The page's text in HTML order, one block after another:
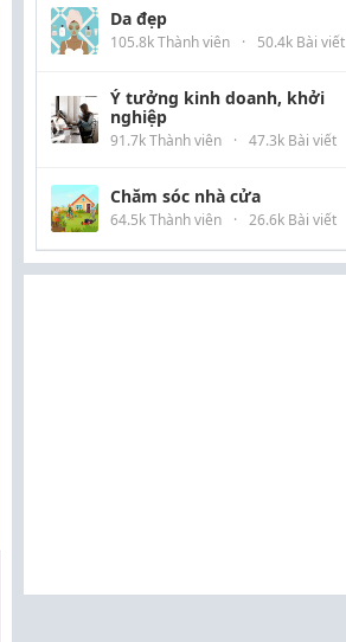
Da đẹp
105.8k Thành viên · 50.4k Bài viết
Ý tưởng kinh doanh, khởi
nghiệp
91.7k Thành viên · 47.3k Bài viết
Chăm sóc nhà cửa
64.5k Thành viên · 26.6k Bài viết